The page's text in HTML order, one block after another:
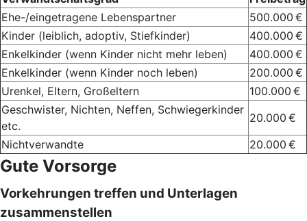
Ehe-/eingetragene Lebenspartner
500.000 €
Kinder (leiblich, adoptiv, Stiefkinder)
400.000 €
Enkelkinder (wenn Kinder nicht mehr leben)
400.000 €
Enkelkinder (wenn Kinder noch leben)
200.000 €
Urenkel, Eltern, Großeltern
100.000 €
Geschwister, Nichten, Neffen, Schwiegerkinder
etc.
20.000 €
Nichtverwandte
20.000 €
Gute Vorsorge
Vorkehrungen treffen und Unterlagen
zusammenstellen